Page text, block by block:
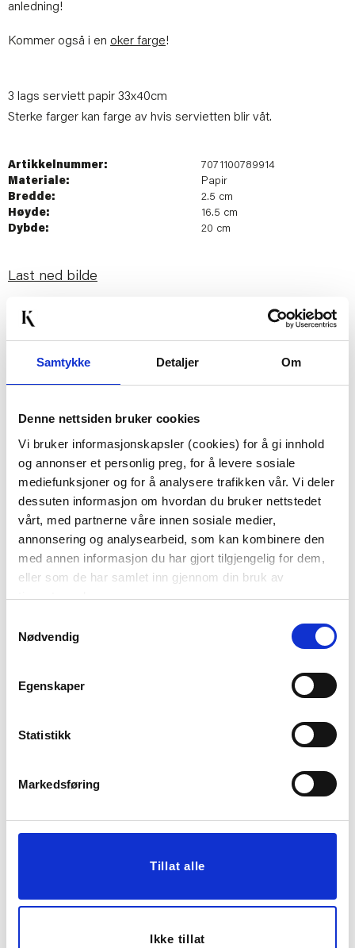
Samtykke Detaljer Om
Denne nettsiden bruker cookies
Vi bruker informasjonskapsler (cookies) for å gi innhold
og annonser et personlig preg, for å levere sosiale
mediefunksjoner og for å analysere trafikken vår. Vi deler
dessuten informasjon om hvordan du bruker nettstedet
vårt, med partnerne våre innen sosiale medier,
annonsering og analysearbeid, som kan kombinere den
med annen informasjon du har gjort tilgjengelig for dem,
eller som de har samlet inn gjennom din bruk av
tjenestene deres.
Nødvendig
Egenskaper
Statistikk
Markedsføring
Tillat alle
Ikke tillat
anledning!
Kommer også i en oker farge!
3 lags serviett papir 33x40cm
Sterke farger kan farge av hvis servietten blir våt.
Artikkelnummer:
7071100789914
Materiale:
Papir
Bredde:
2.5 cm
Høyde:
16.5 cm
Dybde:
20 cm
Last ned bilde
Passer med
TØYSERVIETT
HØSTLØV 40X40CM
69,90
SERVIETT
SOMMERFUGL OKER
49,90
SERVIETT VINDEL LIN
SERVIETT HJERTE RØD